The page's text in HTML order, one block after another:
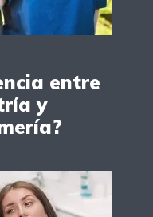
entre
y